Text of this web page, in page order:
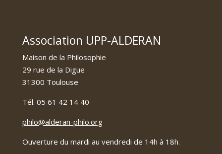
Association UPP-ALDERAN
Maison de la Philosophie
29 rue de la Digue
31300 Toulouse
Tél. 05 61 42 14 40
philo@alderan-philo.org
Ouverture du mardi au vendredi de 14h à 18h.